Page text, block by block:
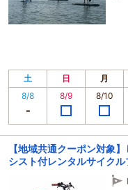
土 日 月
8/8
8/9 8/10
【地域共通クーポン対象
シスト付レンタルサイクル